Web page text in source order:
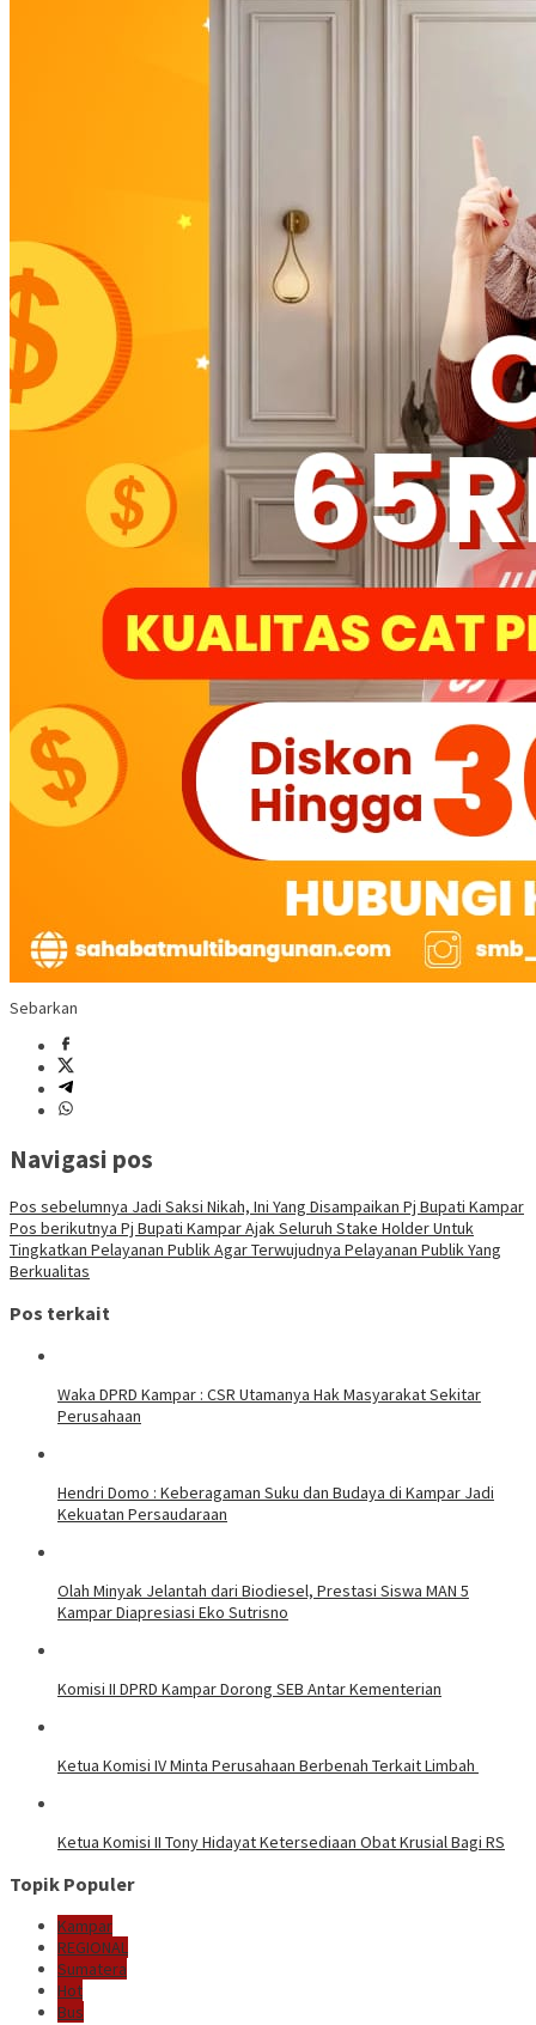
Sebarkan
Navigasi pos
Pos sebelumnya Jadi Saksi Nikah, Ini Yang Disampaikan Pj Bupati Kampar
Pos berikutnya Pj Bupati Kampar Ajak Seluruh Stake Holder Untuk
Tingkatkan Pelayanan Publik Agar Terwujudnya Pelayanan Publik Yang
Berkualitas
Pos terkait
Waka DPRD Kampar : CSR Utamanya Hak Masyarakat Sekitar
Perusahaan
Hendri Domo : Keberagaman Suku dan Budaya di Kampar Jadi
Kekuatan Persaudaraan
Olah Minyak Jelantah dari Biodiesel, Prestasi Siswa MAN 5
Kampar Diapresiasi Eko Sutrisno
Komisi II DPRD Kampar Dorong SEB Antar Kementerian
Ketua Komisi IV Minta Perusahaan Berbenah Terkait Limbah
Ketua Komisi II Tony Hidayat Ketersediaan Obat Krusial Bagi RS
Topik Populer
Kampar
REGIONAL
Sumatera
Hot
Bus